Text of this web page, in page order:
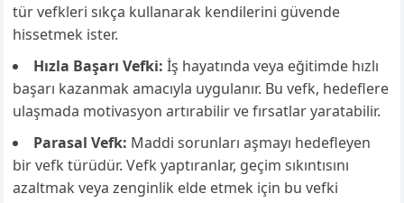
tür vefkleri sıkça kullanarak kendilerini güvende
hissetmek ister.
Hızla Başarı Vefki: İş hayatında veya eğitimde hızlı
başarı kazanmak amacıyla uygulanır. Bu vefk, hedeflere
ulaşmada motivasyon artırabilir ve fırsatlar yaratabilir.
Parasal Vefk: Maddi sorunları aşmayı hedefleyen
bir vefk türüdür. Vefk yaptıranlar, geçim sıkıntısını
azaltmak veya zenginlik elde etmek için bu vefki